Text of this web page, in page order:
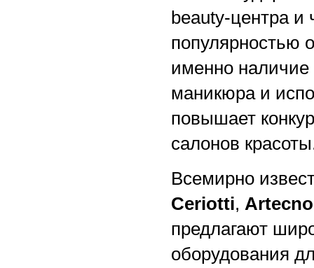
beauty-центра
популярностью
именно
маникюра и
повышает
салонов
Всемирно
Ceriotti, Artecno
предлагают
оборудования